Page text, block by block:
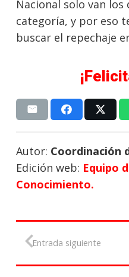
Nacional solo van
categoría, y por eso
buscar el repechaje
Autor: Coordinación
Edición web: Equipo
Conocimiento.
Entrada siguiente